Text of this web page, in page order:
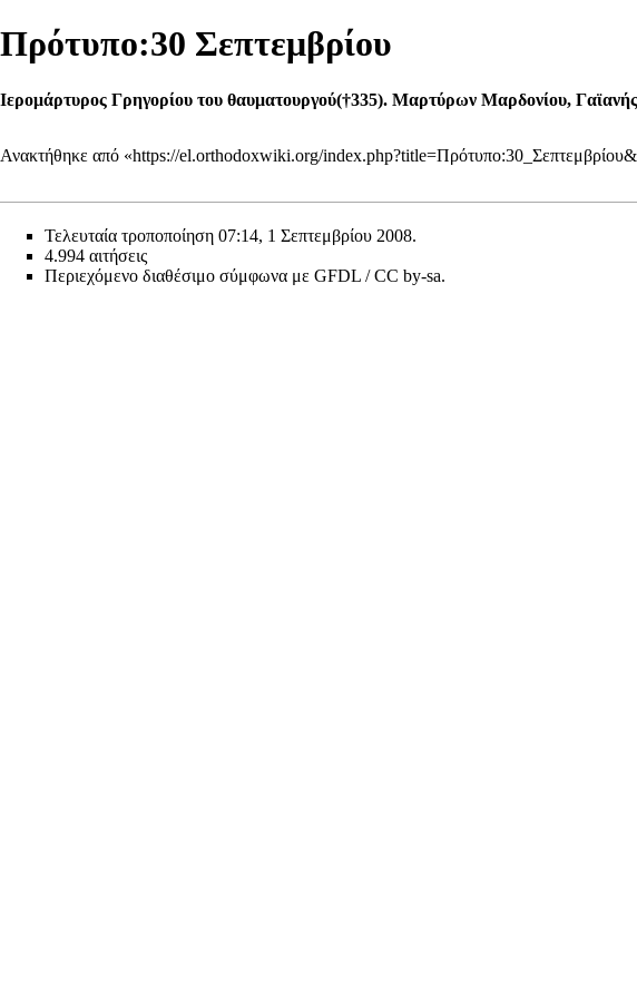
Πρότυπο:30 Σεπτεμβρίου
Ιερομάρτυρος Γρηγορίου του θαυματουργού(†335). Μαρτύρων Μαρδονίου,
Ανακτήθηκε από «https://el.orthodoxwiki.org/
Τελευταία τροποποίηση 07:14, 1 Σεπτεμβρίου 2008.
4.994 αιτήσεις
Περιεχόμενο διαθέσιμο σύμφωνα με GFDL / CC by-sa.